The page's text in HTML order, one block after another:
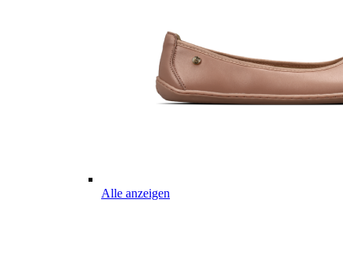
Alle anzeigen